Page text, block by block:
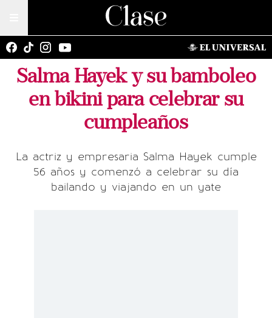
Salma Hayek y su bamboleo
en bikini para celebrar su
cumpleaños
La actriz y empresaria Salma Hayek cumple
56 años y comenzó a celebrar su día
bailando y viajando en un yate